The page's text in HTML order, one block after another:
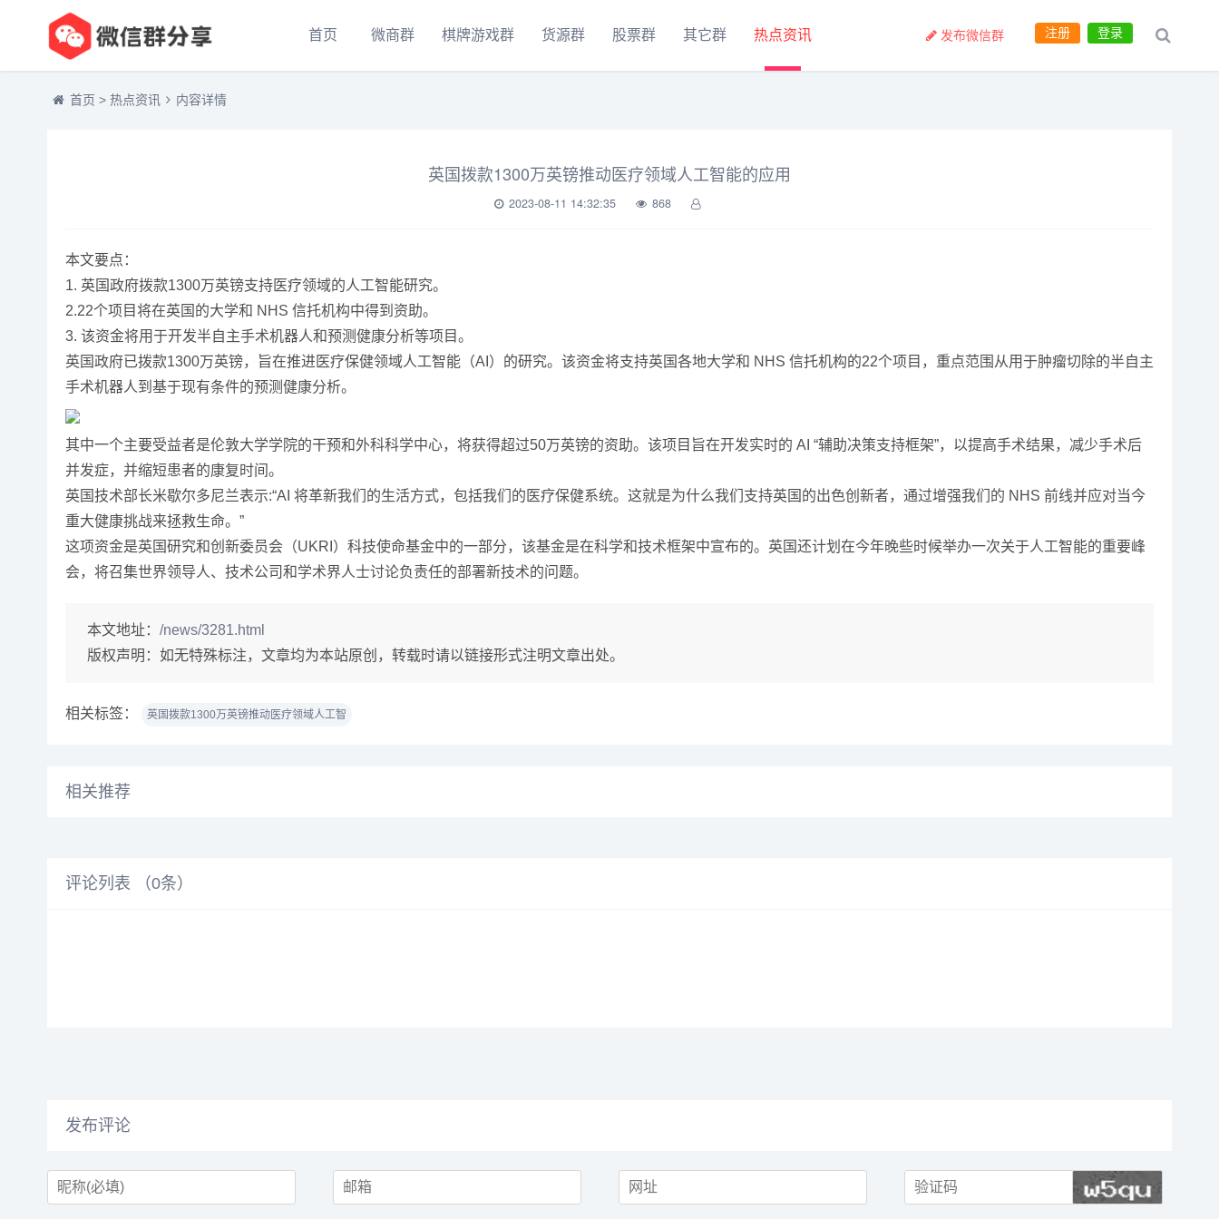
首页 微商群 棋牌游戏群 货源群 股票群 其它群 热点资讯 登录
注册
发布微信群
首页 > 热点资讯 内容详情
英国拨款1300万英镑推动医疗领域人工智能的应用
2023-08-11 14:32:35 868
本文要点：
1. 英国政府拨款1300万英镑支持医疗领域的人工智能研究。
2.22个项目将在英国的大学和 NHS 信托机构中得到资助。
3. 该资金将用于开发半自主手术机器人和预测健康分析等项目。
英国政府已拨款1300万英镑，旨在推进医疗保健领域人工智能（AI）的研究。该资金将支持英国各地大学和 NHS 信托机构的22个项目，重点范围从用于肿瘤切除的半自主
手术机器人到基于现有条件的预测健康分析。
其中一个主要受益者是伦敦大学学院的干预和外科科学中心，将获得超过50万英镑的资助。该项目旨在开发实时的 AI “辅助决策支持框架”，以提高手术结果，减少手术后
并发症，并缩短患者的康复时间。
英国技术部长米歇尔多尼兰表示:“AI 将革新我们的生活方式，包括我们的医疗保健系统。这就是为什么我们支持英国的出色创新者，通过增强我们的 NHS 前线并应对当今
重大健康挑战来拯救生命。”
这项资金是英国研究和创新委员会（UKRI）科技使命基金中的一部分，该基金是在科学和技术框架中宣布的。英国还计划在今年晚些时候举办一次关于人工智能的重要峰
会，将召集世界领导人、技术公司和学术界人士讨论负责任的部署新技术的问题。
本文地址： /news/3281.html
版权声明： 如无特殊标注，文章均为本站原创，转载时请以链接形式注明文章出处。
相关标签： 英国拨款1300万英镑推动医疗领域人工智
相关推荐
评论列表 （0条）
发布评论